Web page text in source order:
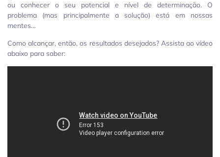
ou conhecer o seu potencial e nível de determinação. O
problema (mas principalmente a solução) está em nossas
mentes…
Como alcançar, então, os resultados desejados? Assista ao vídeo
abaixo para saber: